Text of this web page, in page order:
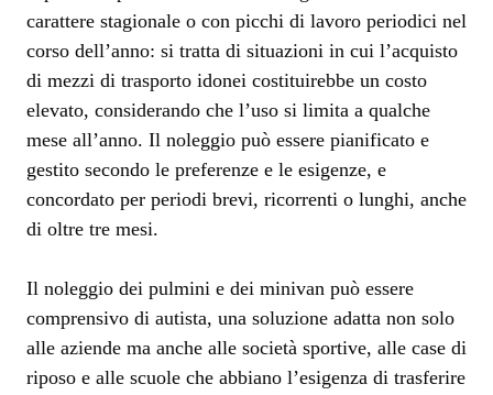
carattere stagionale o con picchi di lavoro periodici nel
corso dell’anno: si tratta di situazioni in cui l’acquisto
di mezzi di trasporto idonei costituirebbe un costo
elevato, considerando che l’uso si limita a qualche
mese all’anno. Il noleggio può essere pianificato e
gestito secondo le preferenze e le esigenze, e
concordato per periodi brevi, ricorrenti o lunghi, anche
di oltre tre mesi.
Il noleggio dei pulmini e dei minivan può essere
comprensivo di autista, una soluzione adatta non solo
alle aziende ma anche alle società sportive, alle case di
riposo e alle scuole che abbiano l’esigenza di trasferire